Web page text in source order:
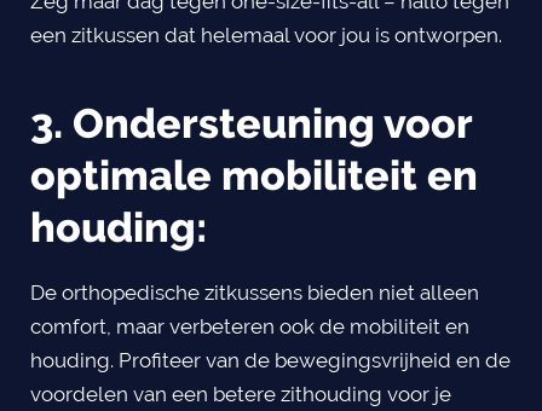
een zitkussen dat helemaal voor jou is ontworpen.
3. Ondersteuning voor
optimale mobiliteit en
houding:
De orthopedische zitkussens bieden niet alleen
comfort, maar verbeteren ook de mobiliteit en
houding. Profiteer van de bewegingsvrijheid en de
voordelen van een betere zithouding voor je